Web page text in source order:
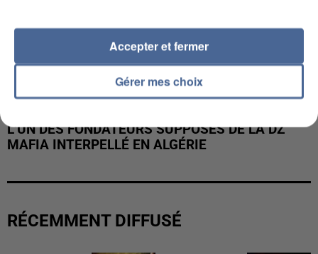
L’UN DES FONDATEURS SUPPOSÉS DE LA DZ
MAFIA INTERPELLÉ EN ALGÉRIE
RÉCEMMENT DIFFUSÉ
Gérer mes choix
Accepter et fermer